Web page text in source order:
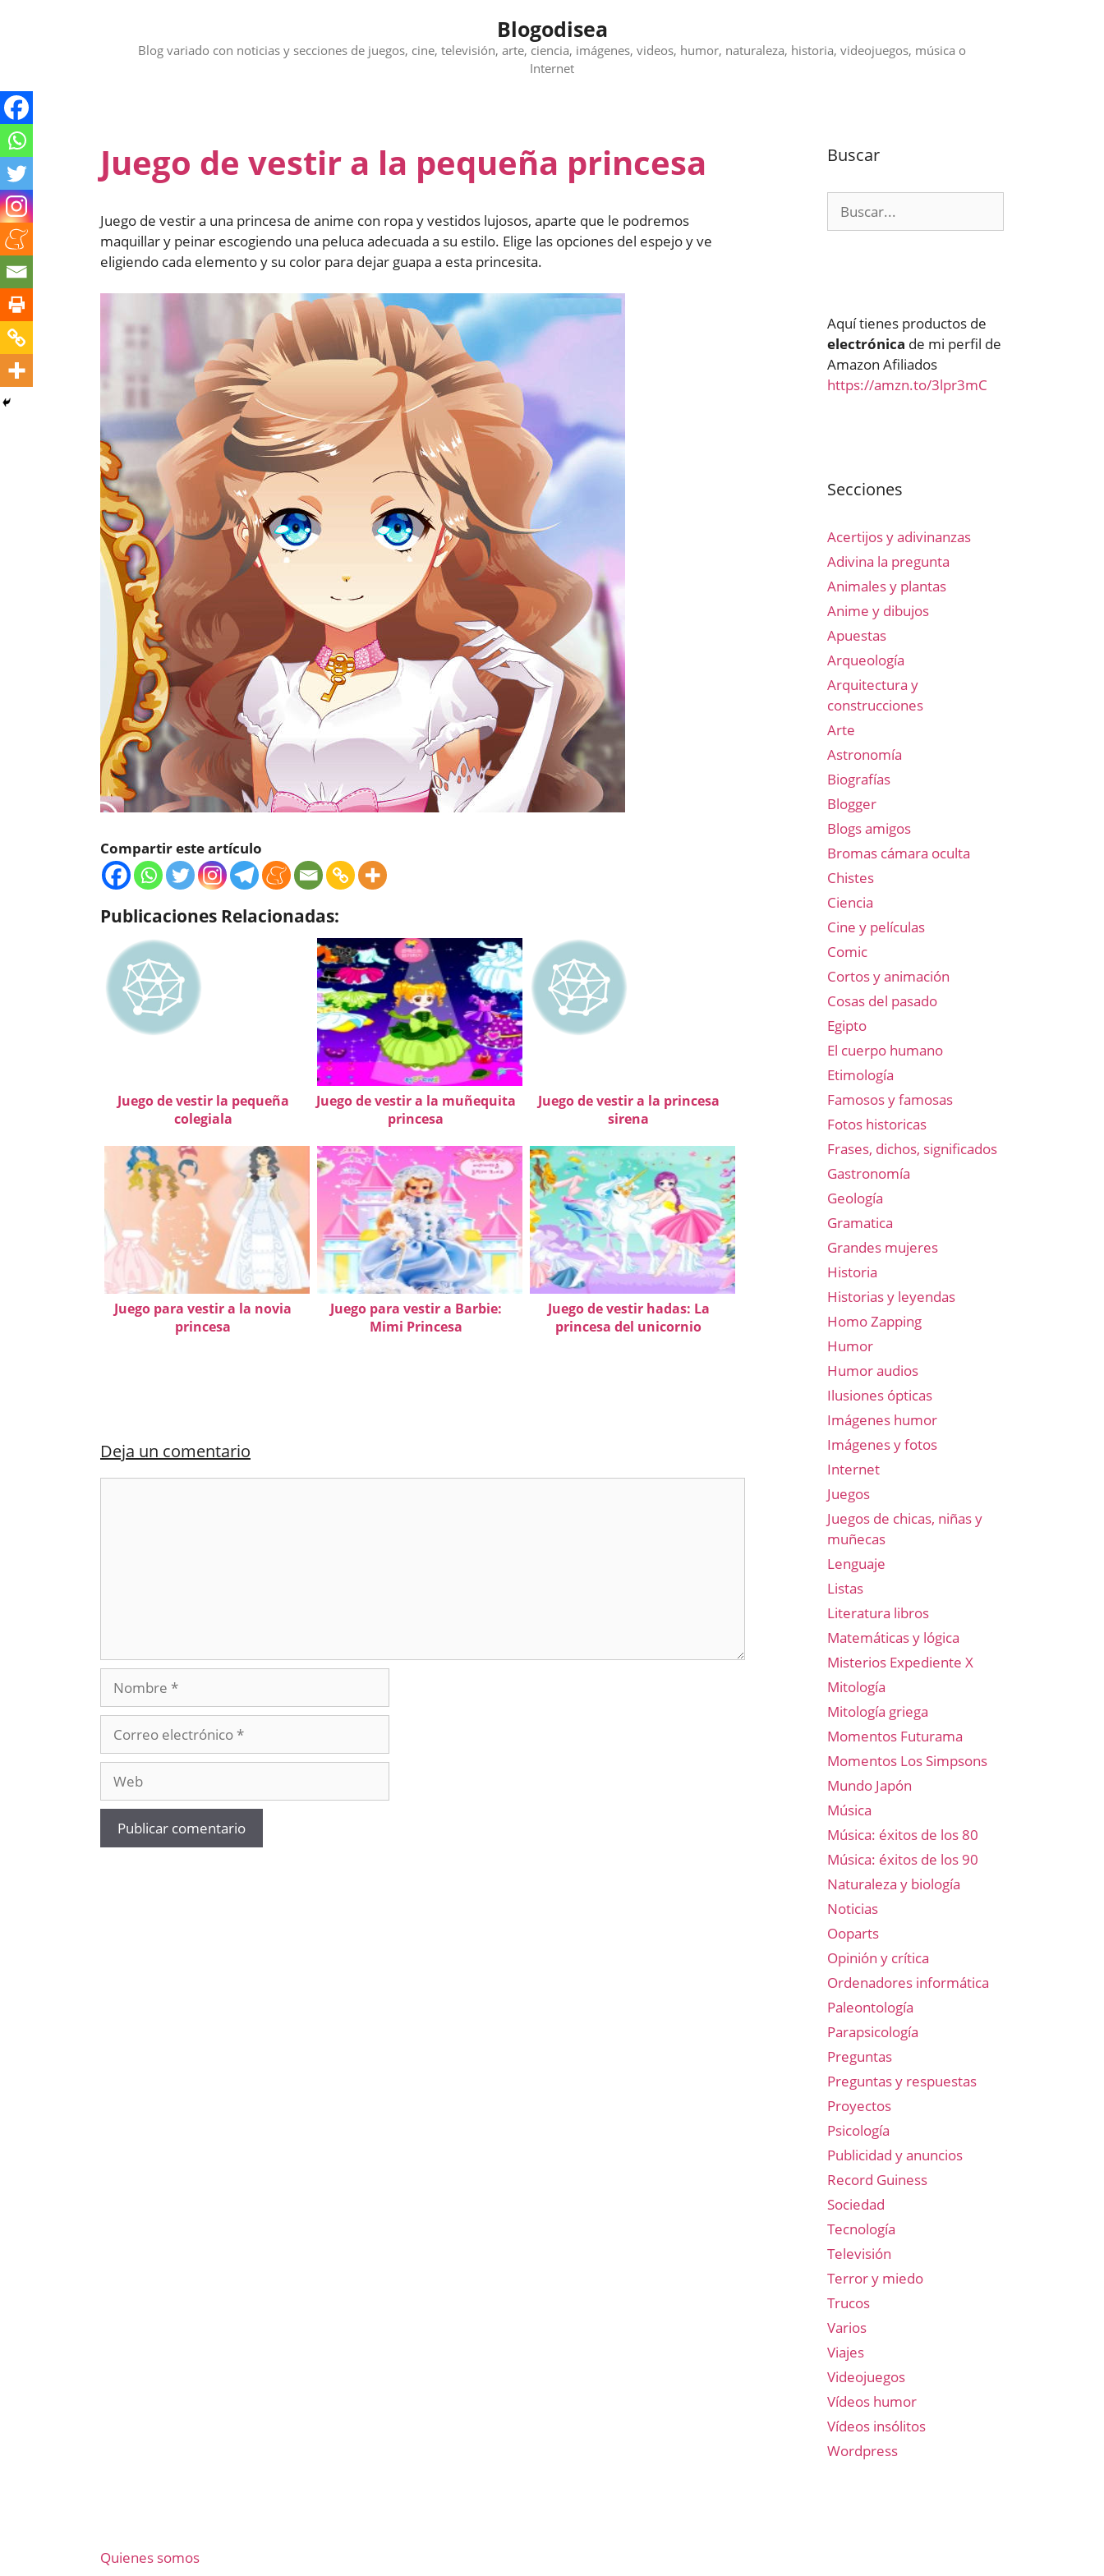
Blogodisea
Blog variado con noticias y secciones de juegos, cine, televisión, arte, ciencia, imágenes, videos, humor, naturaleza, historia, videojuegos, música o
Internet
Juego de vestir a la pequeña princesa
Juego de vestir a una princesa de anime con ropa y vestidos lujosos, aparte que le podremos
maquillar y peinar escogiendo una peluca adecuada a su estilo. Elige las opciones del espejo y ve
eligiendo cada elemento y su color para dejar guapa a esta princesita.
Compartir este artículo
Publicaciones Relacionadas:
Juego de vestir la pequeña
colegiala
Juego de vestir a la muñequita
princesa
Juego de vestir a la princesa
sirena
Juego para vestir a la novia
princesa
Juego para vestir a Barbie:
Mimi Princesa
Juego de vestir hadas: La
princesa del unicornio
Deja un comentario
Nombre
electrónico
Buscar
Aquí tienes productos de
electrónica de mi perfil de
Amazon Afiliados
https://amzn.to/3lpr3mC
Secciones
Acertijos y adivinanzas
Adivina la pregunta
Animales y plantas
Anime y dibujos
Apuestas
Arqueología
Arquitectura y
construcciones
Arte
Astronomía
Biografías
Blogger
Blogs amigos
Bromas cámara oculta
Chistes
Ciencia
Cine y películas
Comic
Cortos y animación
Cosas del pasado
Egipto
El cuerpo humano
Etimología
Famosos y famosas
Fotos historicas
Frases, dichos, significados
Gastronomía
Geología
Gramatica
Grandes mujeres
Historia
Historias y leyendas
Homo Zapping
Humor
Humor audios
Ilusiones ópticas
Imágenes humor
Imágenes y fotos
Internet
Juegos
Juegos de chicas, niñas y
muñecas
Lenguaje
Listas
Literatura libros
Matemáticas y lógica
Misterios Expediente X
Mitología
Mitología griega
Momentos Futurama
Momentos Los Simpsons
Mundo Japón
Música
Música: éxitos de los 80
Música: éxitos de los 90
Naturaleza y biología
Noticias
Ooparts
Opinión y crítica
Ordenadores informática
Paleontología
Parapsicología
Preguntas
Preguntas y respuestas
Proyectos
Psicología
Publicidad y anuncios
Record Guiness
Sociedad
Tecnología
Televisión
Terror y miedo
Trucos
Varios
Viajes
Videojuegos
Vídeos humor
Vídeos insólitos
Wordpress
Quienes somos